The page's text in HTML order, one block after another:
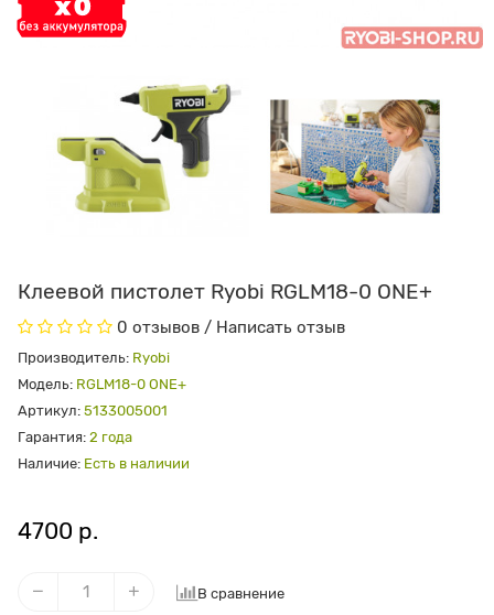
Клеевой пистолет Ryobi RGLM18-0 ONE+
0 отзывов / Написать отзыв
Производитель: Ryobi
Модель: RGLM18-0 ONE+
Артикул: 5133005001
Гарантия: 2 года
Наличие: Есть в наличии
4700 р.
В сравнение